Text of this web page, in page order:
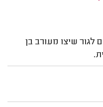
לגור שיצו מעורב בן